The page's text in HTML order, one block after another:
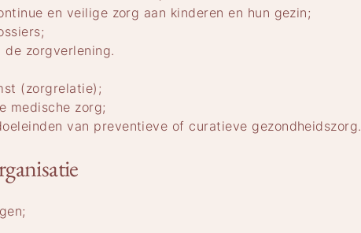
en veilige zorg aan kinderen en hun gezin;
zorgverlening.
(zorgrelatie);
medische zorg;
van preventieve of curatieve gezondheidszorg.